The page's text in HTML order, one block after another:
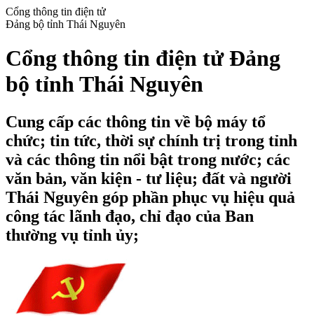
Cổng thông tin điện tử
Đảng bộ tỉnh Thái Nguyên
Cổng thông tin điện tử Đảng
bộ tỉnh Thái Nguyên
Cung cấp các thông tin về bộ máy tổ
chức; tin tức, thời sự chính trị trong tỉnh
và các thông tin nổi bật trong nước; các
văn bản, văn kiện - tư liệu; đất và người
Thái Nguyên góp phần phục vụ hiệu quả
công tác lãnh đạo, chỉ đạo của Ban
thường vụ tỉnh ủy;